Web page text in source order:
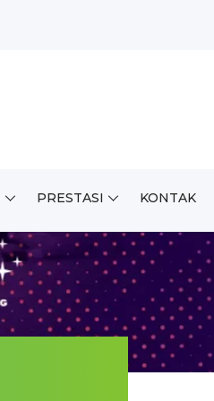
PRESTASI KONTAK